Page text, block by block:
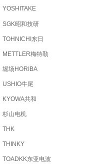
YOSHITAKE
SGK昭和技研
TOHNICHI东日
METTLER梅特勒
堀场HORIBA
USHIO牛尾
KYOWA共和
杉山电机
THK
THINKY
TOADKK东亚电波